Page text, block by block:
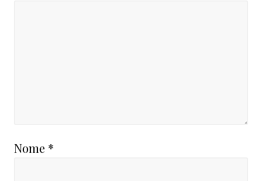
Nome *